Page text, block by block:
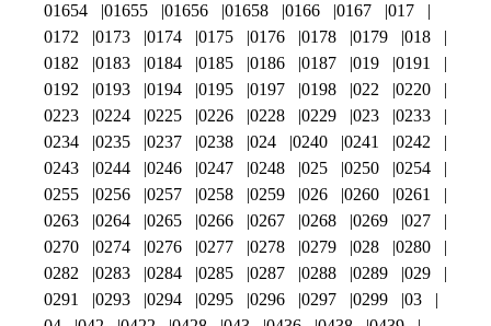
01654
01655 01656 01658 0166 0167
017
0172
0173 0174 0175 0176 0178 0179
018
0182
0183 0184 0185 0186 0187 019
0191
0192
0193 0194 0195 0197 0198 022
0220
0223
0224 0225 0226 0228 0229 023
0233
0234
0235 0237 0238 024 0240 0241
0242
0243
0244 0246 0247 0248 025 0250
0254
0255
0256 0257 0258 0259 026 0260
0261
0263
0264 0265 0266 0267 0268 0269
027
0270
0274 0276 0277 0278 0279 028
0280
0282
0283 0284 0285 0287 0288 0289
029
0291
0293 0294 0295 0296 0297 0299
03